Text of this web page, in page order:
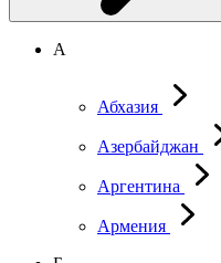
А
Абхазия
Азербайджан
Аргентина
Армения